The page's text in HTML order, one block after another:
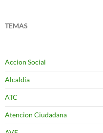
TEMAS
Accion Social
Alcaldia
ATC
Atencion Ciudadana